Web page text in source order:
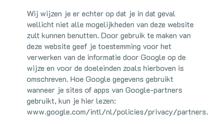
Wij wijzen je er echter op dat je in dat geval
wellicht niet alle mogelijkheden van deze website
zult kunnen benutten. Door gebruik te maken van
deze website geef je toestemming voor het
verwerken van de informatie door Google op de
wijze en voor de doeleinden zoals hierboven is
omschreven. Hoe Google gegevens gebruikt
wanneer je sites of apps van Google-partners
gebruikt, kun je hier lezen:
www.google.com/intl/nl/policies/privacy/partners.